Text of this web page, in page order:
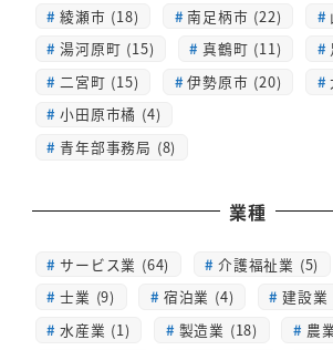
綾瀬市 (18)
南足柄市 (22)
湯河原町 (15)
真鶴町 (11)
二宮町 (15)
伊勢原市 (20)
小田原市橘 (4)
青年部事務局 (8)
業種
サービス業 (64) 介護福祉業 (5)
士業 (9)
宿泊業 (4)
建設業
水産業 (1)
製造業 (18)
農